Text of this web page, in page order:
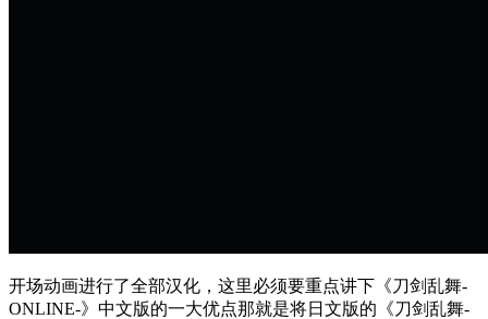
开场动画进行了全部汉化，这里必须要重点讲下《刀剑乱舞-
ONLINE-》中文版的一大优点那就是将日文版的《刀剑乱舞-